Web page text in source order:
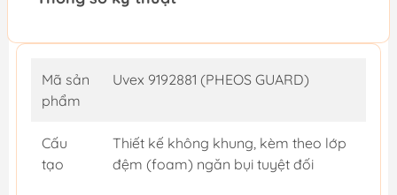
Mã sản
phẩm
Uvex 9192881 (PHEOS GUARD)
Cấu
tạo
Thiết kế không khung, kèm theo lớp
đệm (foam) ngăn bụi tuyệt đối